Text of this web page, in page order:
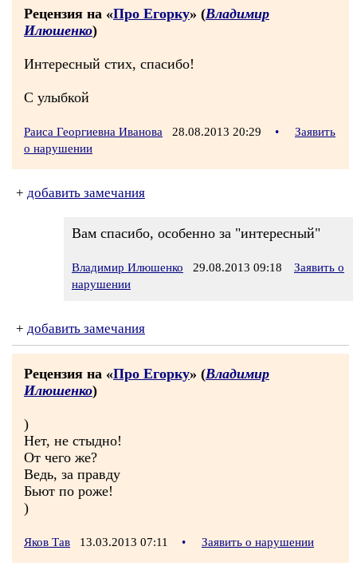
Рецензия на «Про Егорку» (Владимир
Илюшенко)
Интересный стих, спасибо!
С улыбкой
Раиса Георгиевна Иванова 28.08.2013 20:29 •
Заявить
о нарушении
+ добавить замечания
Вам спасибо, особенно за "интересный"
Владимир Илюшенко 29.08.2013 09:18
Заявить о
нарушении
+ добавить замечания
Рецензия на «Про Егорку» (Владимир
Илюшенко)
)
Нет, не стыдно!
От чего же?
Ведь, за правду
Бьют по роже!
)
Яков Тав 13.03.2013 07:11 • Заявить о нарушении